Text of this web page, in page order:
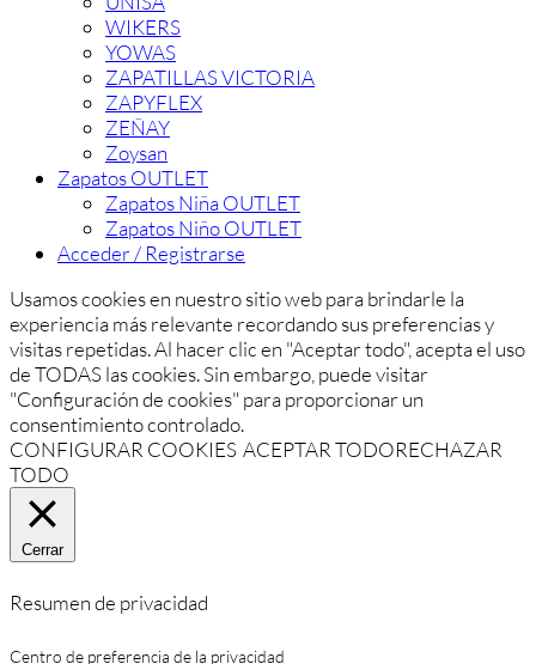
WIKERS
YOWAS
ZAPATILLAS VICTORIA
ZAPYFLEX
ZEÑAY
Zoysan
Zapatos OUTLET
Zapatos Niña OUTLET
Zapatos Niño OUTLET
Acceder / Registrarse
Usamos cookies en nuestro sitio web para brindarle la
experiencia más relevante recordando sus preferencias y
visitas repetidas. Al hacer clic en "Aceptar todo", acepta el uso
de TODAS las cookies. Sin embargo, puede visitar
"Configuración de cookies" para proporcionar un
consentimiento controlado.
CONFIGURAR COOKIES ACEPTAR TODORECHAZAR
TODO
Cerrar
Resumen de privacidad
Centro de preferencia de la privacidad